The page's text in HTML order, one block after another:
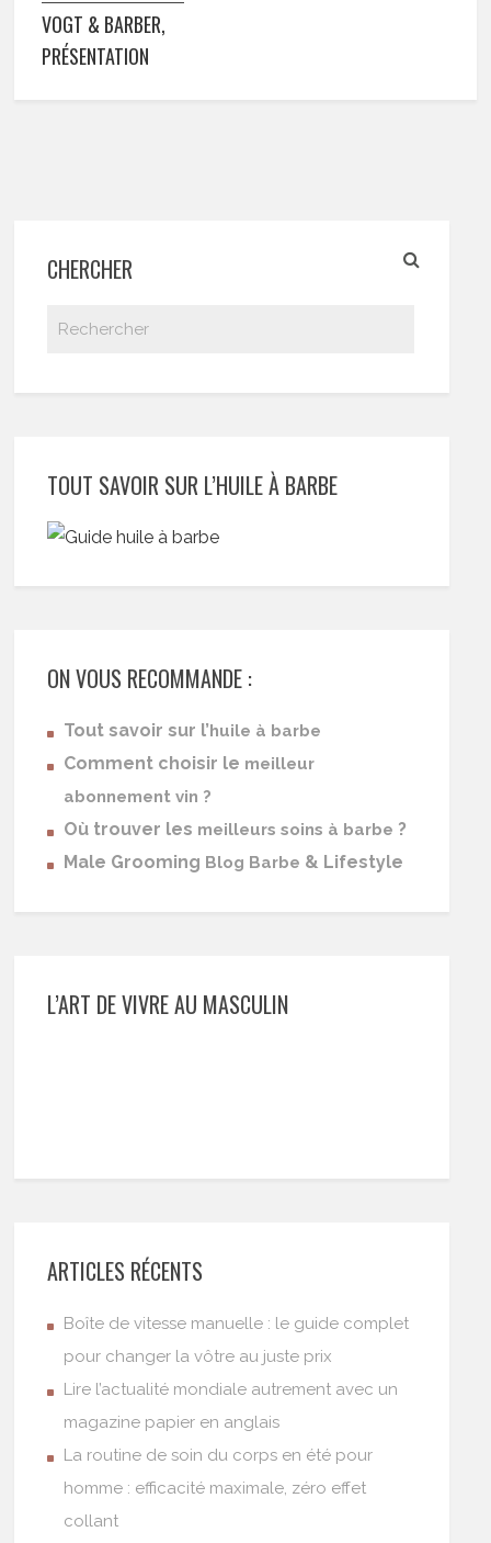
VOGT & BARBER,
PRÉSENTATION
CHERCHER
TOUT SAVOIR SUR L’HUILE À BARBE
ON VOUS RECOMMANDE :
Tout savoir sur l’huile à barbe
Comment choisir le meilleur
abonnement vin ?
Où trouver les meilleurs soins à barbe ?
Male Grooming Blog Barbe & Lifestyle
L’ART DE VIVRE AU MASCULIN
ARTICLES RÉCENTS
Boîte de vitesse manuelle : le guide complet
pour changer la vôtre au juste prix
Lire l’actualité mondiale autrement avec un
magazine papier en anglais
La routine de soin du corps en été pour
homme : efficacité maximale, zéro effet
collant